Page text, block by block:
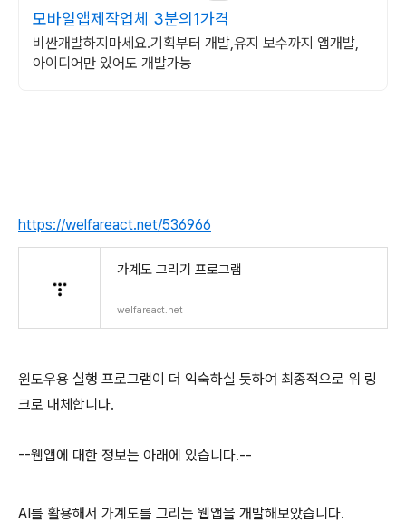
모바일앱제작업체 3분의1가격
비싼개발하지마세요.기획부터 개발,유지 보수까지 앱개발,
아이디어만 있어도 개발가능
https://welfareact.net/536966
가계도 그리기 프로그램
welfareact.net
윈도우용 실행 프로그램이 더 익숙하실 듯하여 최종적으로 위 링
크로 대체합니다.
--웹앱에 대한 정보는 아래에 있습니다.--
AI를 활용해서 가계도를 그리는 웹앱을 개발해보았습니다.